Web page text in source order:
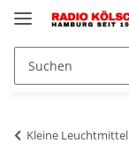
Kleine Leuchtmittel